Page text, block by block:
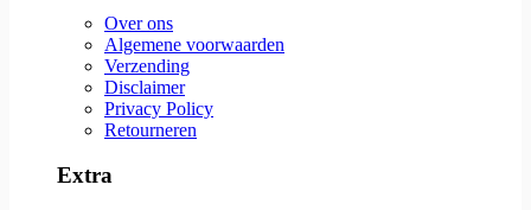
Over ons
Algemene voorwaarden
Verzending
Disclaimer
Privacy Policy
Retourneren
Extra